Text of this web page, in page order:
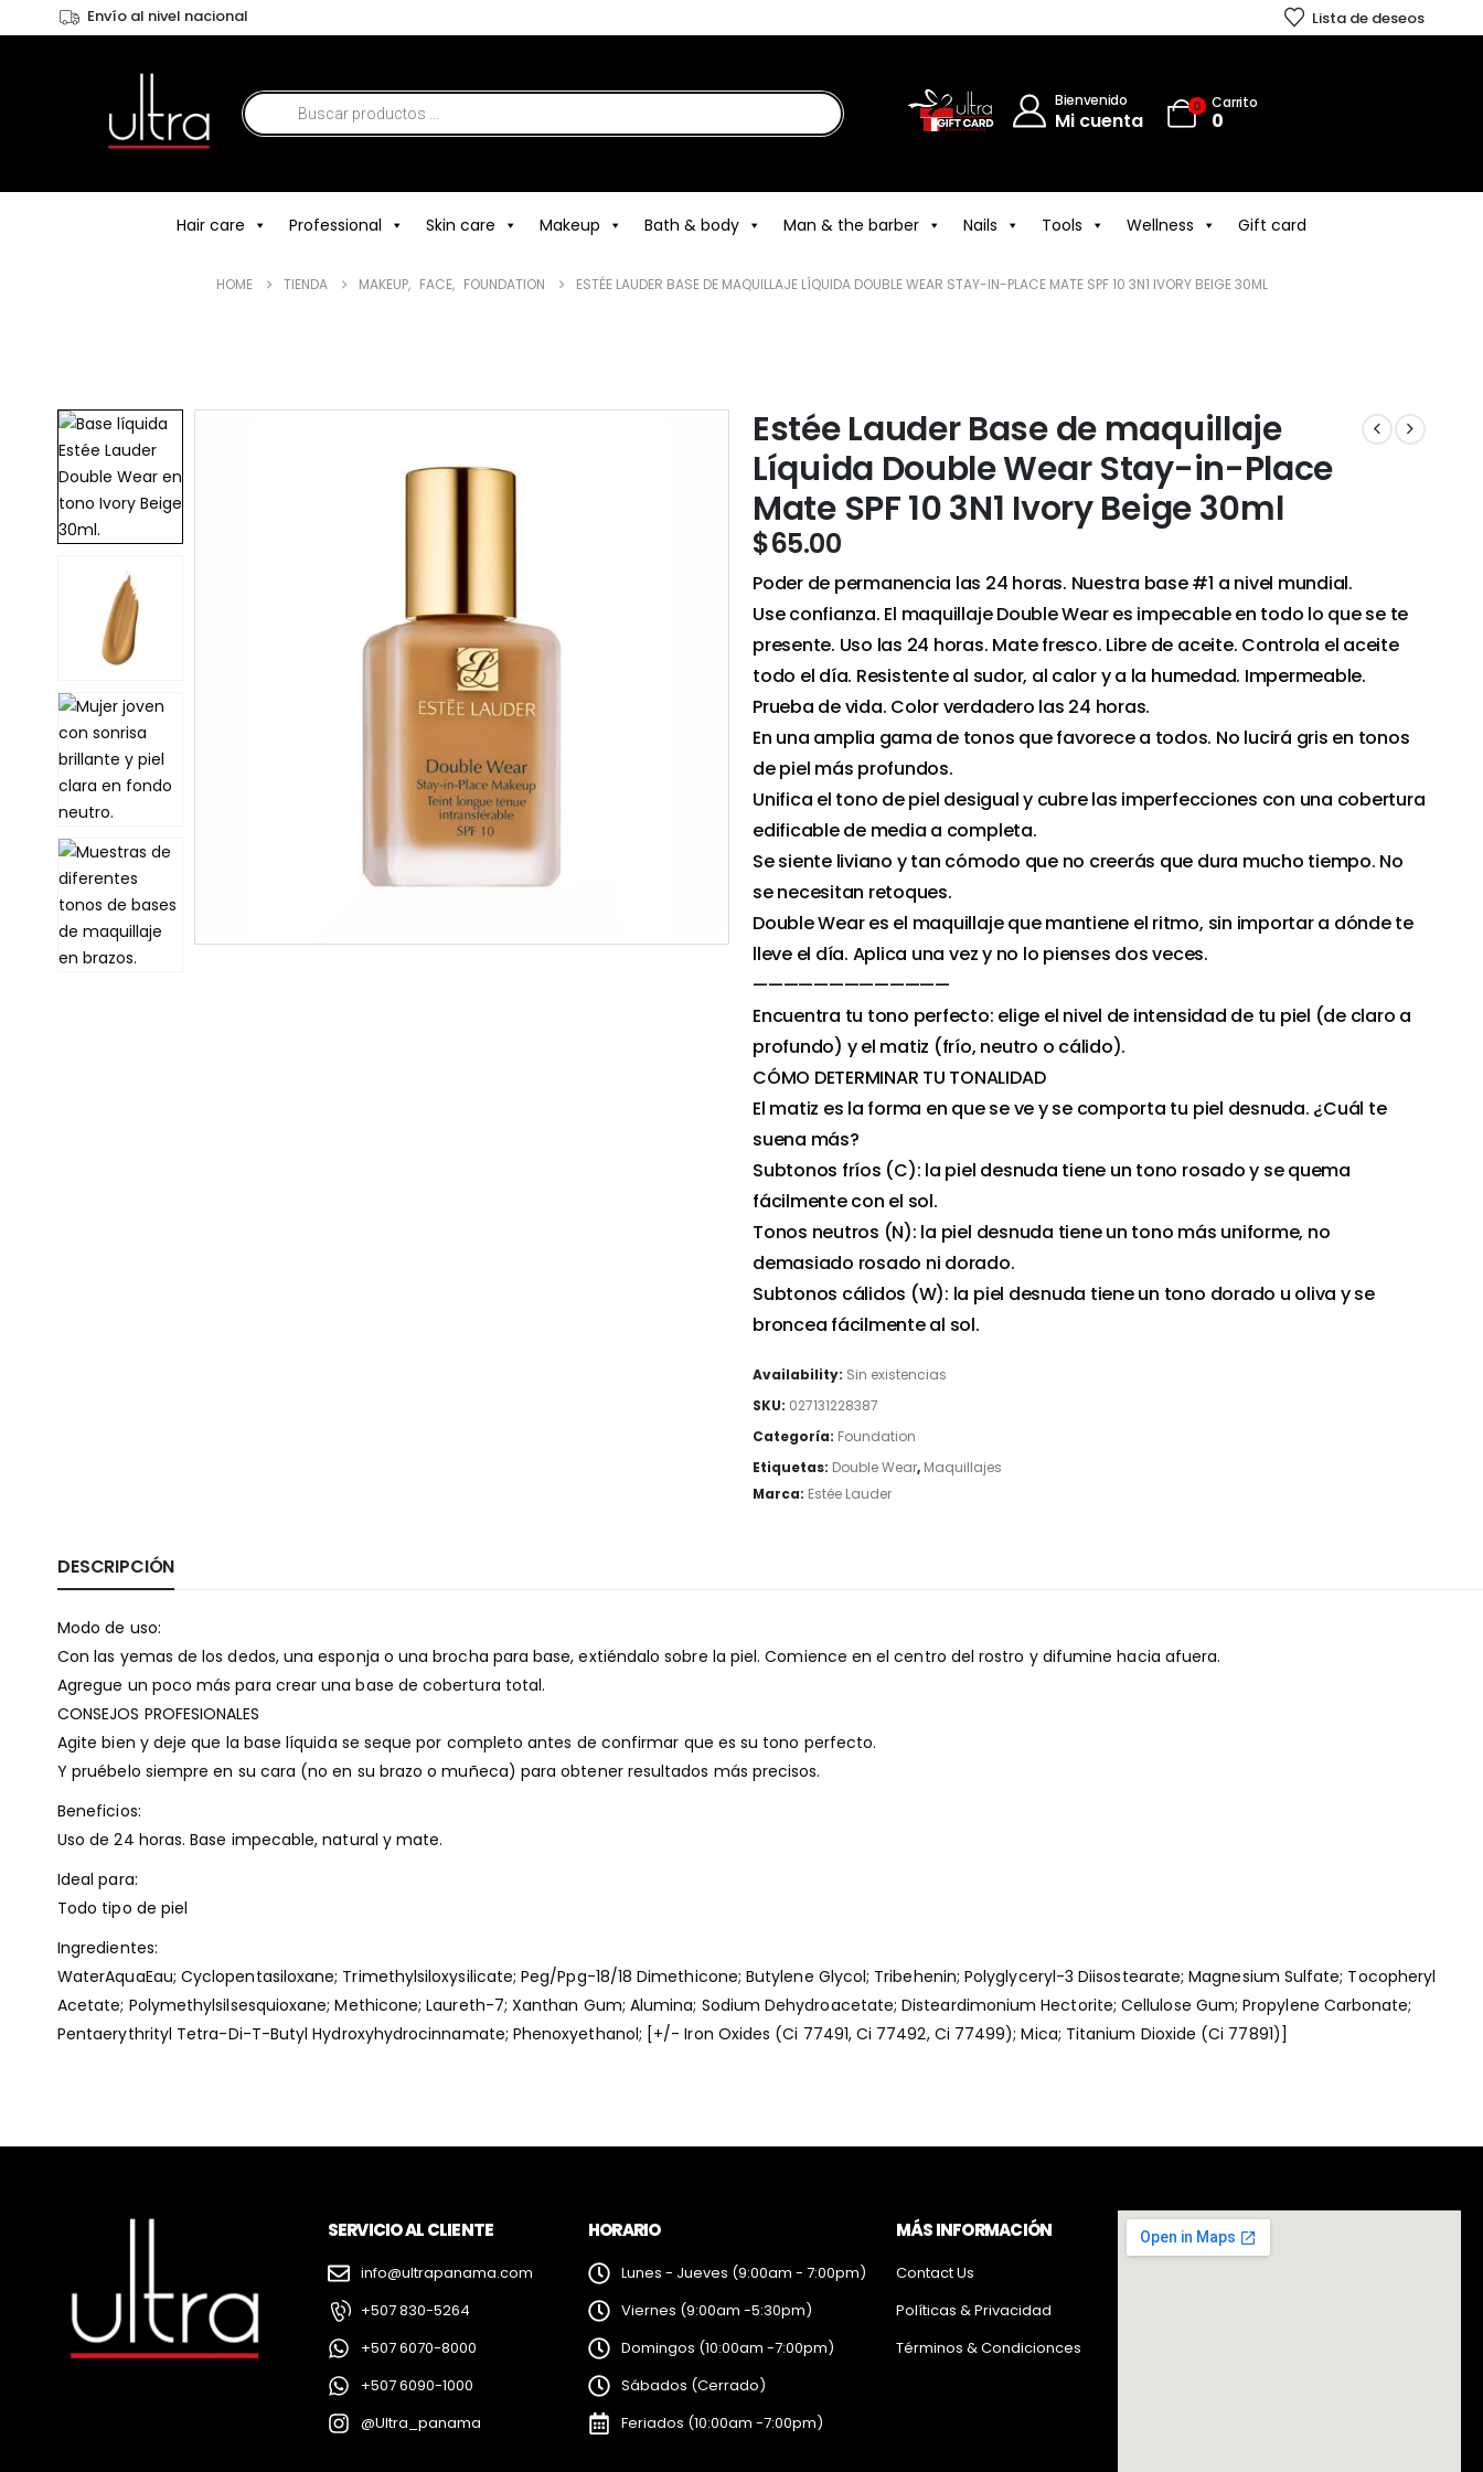
Envío al nivel nacional Lista de deseos
Bienvenido
Mi cuenta
0 Carrito
0
Hair care Professional Skin care Makeup Bath & body Man & the barber Nails Tools Wellness Gift card
HOME TIENDA MAKEUP, FACE, FOUNDATION ESTÉE LAUDER BASE DE MAQUILLAJE LÍQUIDA DOUBLE WEAR STAY-IN-PLACE MATE SPF 10 3N1 IVORY BEIGE 30ML
Estée Lauder Base de maquillaje
Líquida Double Wear Stay-in-Place
Mate SPF 10 3N1 Ivory Beige 30ml
$65.00
Poder de permanencia las 24 horas. Nuestra base #1 a nivel mundial.
Use confianza. El maquillaje Double Wear es impecable en todo lo que se te
presente. Uso las 24 horas. Mate fresco. Libre de aceite. Controla el aceite
todo el día. Resistente al sudor, al calor y a la humedad. Impermeable.
Prueba de vida. Color verdadero las 24 horas.
En una amplia gama de tonos que favorece a todos. No lucirá gris en tonos
de piel más profundos.
Unifica el tono de piel desigual y cubre las imperfecciones con una cobertura
edificable de media a completa.
Se siente liviano y tan cómodo que no creerás que dura mucho tiempo. No
se necesitan retoques.
Double Wear es el maquillaje que mantiene el ritmo, sin importar a dónde te
lleve el día. Aplica una vez y no lo pienses dos veces.
—————————————
Encuentra tu tono perfecto: elige el nivel de intensidad de tu piel (de claro a
profundo) y el matiz (frío, neutro o cálido).
CÓMO DETERMINAR TU TONALIDAD
El matiz es la forma en que se ve y se comporta tu piel desnuda. ¿Cuál te
suena más?
Subtonos fríos (C): la piel desnuda tiene un tono rosado y se quema
fácilmente con el sol.
Tonos neutros (N): la piel desnuda tiene un tono más uniforme, no
demasiado rosado ni dorado.
Subtonos cálidos (W): la piel desnuda tiene un tono dorado u oliva y se
broncea fácilmente al sol.
Availability: Sin existencias
SKU: 027131228387
Categoría: Foundation
Etiquetas: Double Wear, Maquillajes
Marca: Estée Lauder
DESCRIPCIÓN
Modo de uso:
Con las yemas de los dedos, una esponja o una brocha para base, extiéndalo sobre la piel. Comience en el centro del rostro y difumine hacia afuera.
Agregue un poco más para crear una base de cobertura total.
CONSEJOS PROFESIONALES
Agite bien y deje que la base líquida se seque por completo antes de confirmar que es su tono perfecto.
Y pruébelo siempre en su cara (no en su brazo o muñeca) para obtener resultados más precisos.
Beneficios:
Uso de 24 horas. Base impecable, natural y mate.
Ideal para:
Todo tipo de piel
Ingredientes:
WaterAquaEau; Cyclopentasiloxane; Trimethylsiloxysilicate; Peg/Ppg-18/18 Dimethicone; Butylene Glycol; Tribehenin; Polyglyceryl-3 Diisostearate; Magnesium Sulfate; Tocopheryl
Acetate; Polymethylsilsesquioxane; Methicone; Laureth-7; Xanthan Gum; Alumina; Sodium Dehydroacetate; Disteardimonium Hectorite; Cellulose Gum; Propylene Carbonate;
Pentaerythrityl Tetra-Di-T-Butyl Hydroxyhydrocinnamate; Phenoxyethanol; [+/- Iron Oxides (Ci 77491, Ci 77492, Ci 77499); Mica; Titanium Dioxide (Ci 77891)]
SERVICIO AL CLIENTE
info@ultrapanama.com
+507 830-5264
+507 6070-8000
+507 6090-1000
@Ultra_panama
HORARIO
Lunes - Jueves (9:00am - 7:00pm)
Viernes (9:00am -5:30pm)
Domingos (10:00am -7:00pm)
Sábados (Cerrado)
Feriados (10:00am -7:00pm)
MÁS INFORMACIÓN
Contact Us
Políticas & Privacidad
Términos & Condicionces